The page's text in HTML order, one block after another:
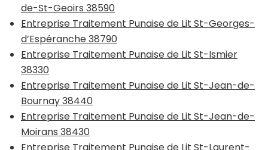
de-St-Geoirs 38590
Entreprise Traitement Punaise de Lit St-Georges-
d’Espéranche 38790
Entreprise Traitement Punaise de Lit St-Ismier
38330
Entreprise Traitement Punaise de Lit St-Jean-de-
Bournay 38440
Entreprise Traitement Punaise de Lit St-Jean-de-
Moirans 38430
Entreprise Traitement Punaise de Lit St-Laurent-